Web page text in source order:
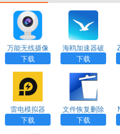
万能无线摄像
头(CamEye)A
PP
下载
海鸥加速器破
解版V1.0.7免
费版
下载
雷电模拟器
下载
文件恢复删除
（Undeleter）
App
下载